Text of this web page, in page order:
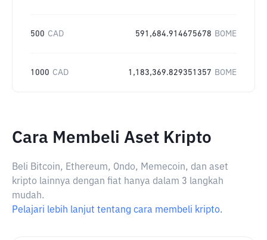
500 CAD 591,684.914675678 BOME
1000 CAD 1,183,369.829351357 BOME
Cara Membeli Aset Kripto
Beli Bitcoin, Ethereum, Ondo, Memecoin, dan aset
kripto lainnya dengan fiat hanya dalam 3 langkah
mudah.
Pelajari lebih lanjut tentang cara membeli kripto.